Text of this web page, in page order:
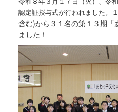
認定証授与式が行われました。
含む)から３１名の第１３期「
ました！